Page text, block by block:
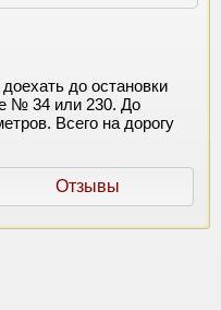
до остановки
№ 34 или 230. До
Всего на дорогу
Отзывы